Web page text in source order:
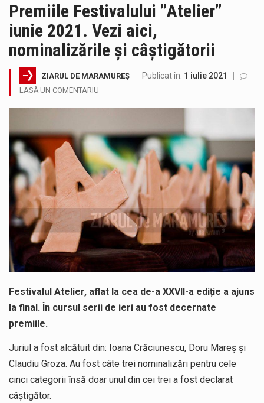
Testarea independentă a sistemului e-Terra, realizată de STS, DNSC și Cyberint, a mai parcurs o rundă de evaluare. Un număr…
Vremea va fi caniculară. Disconfortul termic va fi accentuat, iar indicele temperatură-umezeală (ITU) va depăși pragul critic de 80 de…
Proiectul de lege privind Strategia națională pentru conservarea biodiversității a fost din nou dezbătut ieri și în final adoptat de…
Pe scurt. Statuia lui PINTEA VITEAZU din fața Jandarmeriei Maramures a ajuns să fie zilele acestea mărul discordiei între administrații.…
Noile statii de călători, achizitionate la preț de garsonieră per bucată, dezamăgesc total cetățenii care folosesc mijloacele de transport în…
Premiile Festivalului ”Atelier”
iunie 2021. Vezi aici,
nominalizările și câștigătorii
ZIARUL DE MARAMUREȘ Publicat în: 1 iulie 2021
LASĂ UN COMENTARIU
Festivalul Atelier, aflat la cea de-a XXVII-a ediție a ajuns
la final. În cursul serii de ieri au fost decernate
premiile.
Juriul a fost alcătuit din: Ioana Crăciunescu, Doru Mareș și
Claudiu Groza. Au fost câte trei nominalizări pentru cele
cinci categorii însă doar unul din cei trei a fost declarat
câștigător.